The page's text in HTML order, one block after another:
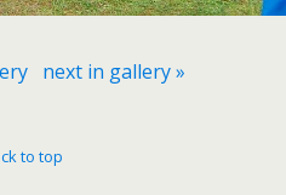
next in gallery »
to top